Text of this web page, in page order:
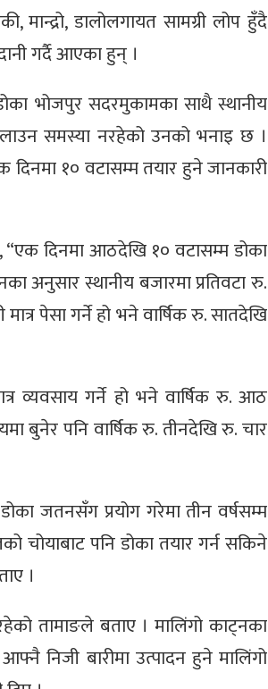
मान्द्रो, डालोलगायत सामग्री लोप हुँदै
गर्दै आएका हुन् ।
भोजपुर सदरमुकामका साथै स्थानीय
समस्या नरहेको उनको भनाइ छ ।
१० वटासम्म तयार हुने जानकारी
दिनमा आठदेखि १० वटासम्म डोका
अनुसार स्थानीय बजारमा प्रतिवटा रु.
पेसा गर्ने हो भने वार्षिक रु. सातदेखि
व्यवसाय गर्ने हो भने वार्षिक रु. आठ
बुनेर पनि वार्षिक रु. तीनदेखि रु. चार
जतनसँग प्रयोग गरेमा तीन वर्षसम्म
चोयाबाट पनि डोका तयार गर्न सकिने
।
तामाङले बताए । मालिंगो काट्नका
निजी बारीमा उत्पादन हुने मालिंगो